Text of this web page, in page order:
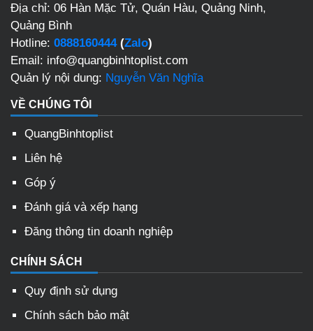
Địa chỉ: 06 Hàn Mặc Tử, Quán Hàu, Quảng Ninh,
Quảng Bình
Hotline: 0888160444(Zalo)
Email: info@quangbinhtoplist.com
Quản lý nội dung: Nguyễn Văn Nghĩa
VỀ CHÚNG TÔI
QuangBinhtoplist
Liên hệ
Góp ý
Đánh giá và xếp hạng
Đăng thông tin doanh nghiệp
CHÍNH SÁCH
Quy định sử dụng
Chính sách bảo mật